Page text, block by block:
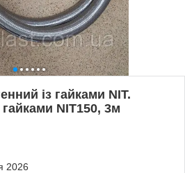
із гайками NIT.
NIT150, 3м
2026